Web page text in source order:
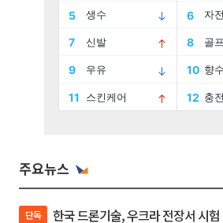
주요뉴스
단독